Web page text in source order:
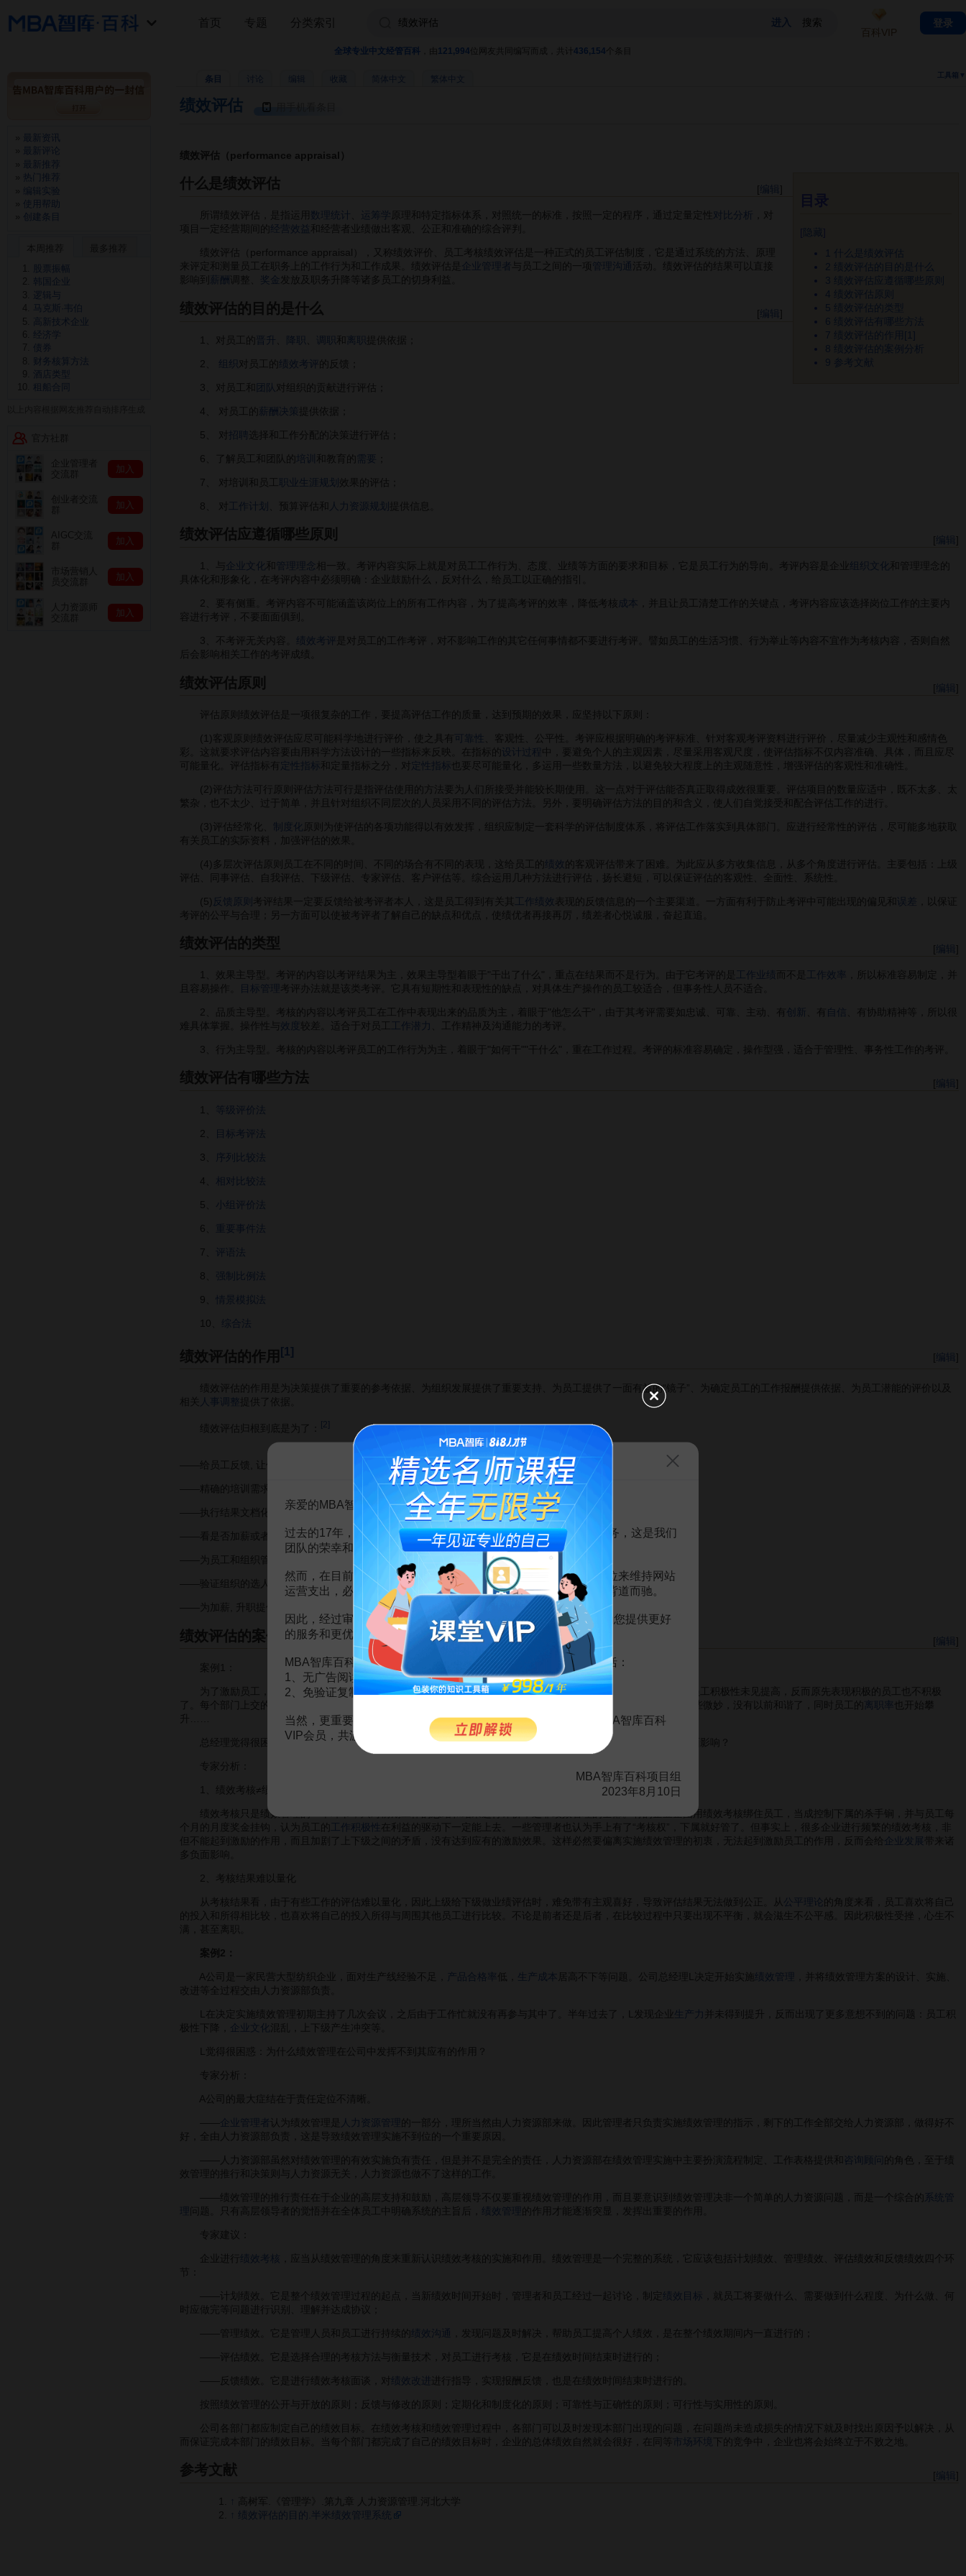
全球专业中文经管百科 121,994 位网友共同编写而成，共计 436,154 个条目
条目 收藏 工具箱▼
绩效评估
绩效评估（performance appraisal）
1 什么是绩效评估
2 绩效评估的目的是什么
3 绩效评估应遵循哪些原则
4 绩效评估原则
5 绩效评估的类型
6 绩效评估有哪些方法
7 绩效评估的作用[1]
8 绩效评估的案例分析
9 参考文献
[编辑
什么是绩效评估
所谓绩效评估，是指运用 数理统计 运筹学 原理和特定指标体系，对照统一的标准，按照一定的程序，通过定量定性 对比分析
，对
项目一定经营期间的 经营效益 和经营者业绩做出客观、公正和准确的综合评判。
绩效评估（performance appraisal），又称绩效评价、员工考核绩效评估是一种正式的员工评估制度，它是通过系统的方法、原理
来评定和测量员工在职务上的工作行为和工作成果。绩效评估是 企业管理者 与员工之间的一项 管理沟通
活动。绩效评估的结果可以直接
影响到 薪酬 调整、 奖金 发放及职务升降等诸多员工的切身利益。
[编辑
绩效评估的目的是什么
1、对员工的 晋升 降职 调职 和 离职 提供依据；
2、 组织 对员工的 绩效考评的反馈；
3、对员工和 团队 对组织的贡献进行评估；
4、 对员工的 薪酬决策 提供依据；
5、 对 招聘 选择和工作分配的决策进行评估；
6、了解员工和团队的 培训 和教育的 需要
7、 对培训和员工 职业生涯规划 效果的评估；
8、 对 工作计划 、预算评估和 人力资源规划 提供信息。
[编辑
绩效评估应遵循哪些原则
1、与 企业文化 和 管理理念 相一致。考评内容实际上就是对员工工作行为、态度、业绩等方面的要求和目标，它是员工行为的导向。考评内容是企业 组织文化
和管理理念的
具体化和形象化，在考评内容中必须明确：企业鼓励什么，反对什么，给员工以正确的指引。
2、要有侧重。考评内容不可能涵盖该岗位上的所有工作内容，为了提高考评的效率，降低考核 成本
，并且让员工清楚工作的关键点，考评内容应该选择岗位工作的主要内
容进行考评，不要面面俱到。
3、不考评无关内容。 绩效考评
是对员工的工作考评，对不影响工作的其它任何事情都不要进行考评。譬如员工的生活习惯、行为举止等内容不宜作为考核内容，否则自然
后会影响相关工作的考评成绩。
[编辑
绩效评估原则
评估原则绩效评估是一项很复杂的工作，要提高评估工作的质量，达到预期的效果，应坚持以下原则：
(1)客观原则绩效评估应尽可能科学地进行评价，使之具有 可靠性
、客观性、公平性。考评应根据明确的考评标准、针对客观考评资料进行评价，尽量减少主观性和感情色
彩。这就要求评估内容要由用科学方法设计的一些指标来反映。在指标的
设计过程
中，要避免个人的主观因素，尽量采用客观尺度，使评估指标不仅内容准确、具体，而且应尽
可能量化。评估指标有 定性指标 和定量指标之分，对 定性指标 也要尽可能量化，多运用一些数量方法，以避免较大程度上的主观随意性，增强评估的客观性和准确性。
(2)评估方法可行原则评估方法可行是指评估使用的方法要为人们所接受并能较长期使用。这一点对于评估能否真正取得成效很重要。评估项目的数量应适中，既不太多、太
繁杂，也不太少、过于简单，并且针对组织不同层次的人员采用不同的评估方法。另外，要明确评估方法的目的和含义，使人们自觉接受和配合评估工作的进行。
(3)评估经常化、 制度化
原则为使评估的各项功能得以有效发挥，组织应制定一套科学的评估制度体系，将评估工作落实到具体部门。应进行经常性的评估，尽可能多地获取
有关员工的实际资料，加强评估的效果。
(4)多层次评估原则员工在不同的时间、不同的场合有不同的表现，这给员工的 绩效 的客观评估带来了困难。为此应从多方收集信息，从多个角度进行评估。主要包括：上级
评估、同事评估、自我评估、下级评估、专家评估、客户评估等。综合运用几种方法进行评估，扬长避短，可以保证评估的客观性、全面性、系统性。
(5) 反馈原则 考评结果一定要反馈给被考评者本人，这是员工得到有关其 工作绩效 表现的反馈信息的一个主要渠道。一方面有利于防止考评中可能出现的偏见和 误差
，以保证
考评的公平与合理；另一方面可以使被考评者了解自己的缺点和优点，使绩优者再接再厉，绩差者心悦诚服，奋起直追。
[编辑
绩效评估的类型
1、效果主导型。考评的内容以考评结果为主，效果主导型着眼于"干出了什么"，重点在结果而不是行为。由于它考评的是 工作业绩 而不是 工作效率
，所以标准容易制定，并
且容易操作。
目标管理 考评办法就是该类考评。它具有短期性和表现性的缺点，对具体生产操作的员工较适合，但事务性人员不适合。
2、品质主导型。考核的内容以考评员工在工作中表现出来的品质为主，着眼于"他怎么干"，由于其考评需要如忠诚、可靠、主动、有 创新 、有 自信
、有协助精神等，所以很
难具体掌握。操作性与
效度 较差。适合于对员工 工作潜力 、工作精神及沟通能力的考评。
3、行为主导型。考核的内容以考评员工的工作行为为主，着眼于"如何干""干什么"，重在工作过程。考评的标准容易确定，操作型强，适合于管理性、事务性工作的考评。
[编辑
绩效评估有哪些方法
等级评价法
2、 目标考评法
3、 序列比较法
4、 相对比较法
5、 小组评价法
6、 重要事件法
7、 评语法
8、 强制比例法
9、 情景模拟法
10、 综合法
[编辑
绩效评估的作用 [1]
绩效评估的作用是为决策提供了重要的参考依据、为组织发展提供了重要支持、为员工提供了一面有益的“镜子”、为确定员工的工作报酬提供依据、为员工潜能的评价以及
相关
人事调整 提供了依据。
绩效评估归根到底是为了： [2]
——给员工反馈, 让他们知道自己的工作做得怎么样
——精确的培训需求
——执行结果文档化
——看是否加薪或者发奖金
——为员工和组织管理层提供沟通的机会
——验证组织的选人方式, 是否可以适应各种工作需求
——为加薪, 升职提供决策基础
[编辑
绩效评估的案例分析
案例1：
为了激励员工，公司决定实施绩效管理 。总经理决定采用很多企业广泛使用的“月度绩效考核”方法。三个月后，员工积极性未见提高，反而原先表现积极的员工也不积极
了。每个部门上交的考核结果也日趋平均，甚至有的部门给每个员工打了相同的分数。整个公司的
也变得有些微妙，没有以前和谐了，同时员工的 离职率
也开始攀
升……
总经理觉得很困惑：不是说绩效管理好吗？为什么我的“月度绩效考核”得不到一个好的效果，反而产生那么多负面影响？
专家分析：
1、绩效考核≠绩效管理
绩效考核只是绩效管理的一个环节，只对前期工作的总结和结果进行评价，远非绩效管理的全部。有的企业企图用绩效考核绑住员工，当成控制下属的杀手锏，并与员工每
个月的月度奖金挂钩，认为员工的
工作积极性
在利益的驱动下一定能上去。一些管理者也认为手上有了“考核权”，下属就好管了。但事实上，很多企业进行频繁的绩效考核，非
但不能起到激励的作用，而且加剧了上下级之间的矛盾，没有达到应有的激励效果。这样必然要偏离实施绩效管理的初衷，无法起到激励员工的作用，反而会给
企业发展
带来诸
多负面影响。
2、考核结果难以量化
从考核结果看，由于有些工作的评估难以量化，因此上级给下级做业绩评估时，难免带有主观喜好，导致评估结果无法做到公正。从 公平理论的角度来看，员工喜欢将自己
的投入和所得相比较，也喜欢将自己的投入所得与周围其他员工进行比较。不论是前者还是后者，在比较过程中只要出现不平衡，就会滋生不公平感。因此积极性受挫，心生不
满，甚至离职。
案例2：
A公司是一家民营大型纺织企业，面对生产线经验不足， 产品合格率 低， 生产成本 居高不下等问题。公司总经理L决定开始实施 绩效管理
，并将绩效管理方案的设计、实施、
改进等全过程交由人力资源部负责。
L在决定实施绩效管理初期主持了几次会议，之后由于工作忙就没有再参与其中了。半年过去了，L发现企业 生产力
并未得到提升，反而出现了更多意想不到的问题：员工积
极性下降，
企业文化 混乱，上下级产生冲突等。
L觉得很困惑：为什么绩效管理在公司中发挥不到其应有的作用？
专家分析：
A公司的最大症结在于责任定位不清晰。
企业管理者 认为绩效管理是 人力资源管理 的一部分，理所当然由人力资源部来做。因此管理者只负责实施绩效管理的指示，剩下的工作全部交给人力资源部，做得好不
好，全由人力资源部负责，这是导致绩效管理实施不到位的一个重要原因。
——人力资源部虽然对绩效管理的有效实施负有责任，但是并不是完全的责任，人力资源部在绩效管理实施中主要扮演流程制定、工作表格提供和 咨询顾问 的角色，至于绩
效管理的推行和决策则与人力资源无关，人力资源也做不了这样的工作。
——绩效管理的推行责任在于企业的高层支持和鼓励，高层领导不仅要重视绩效管理的作用，而且要意识到绩效管理决非一个简单的人力资源问题，而是一个综合的 系统管
问题。只有高层领导者的觉悟并在全体员工中明确系统的主旨后， 绩效管理 的作用才能逐渐突显，发挥出重要的作用。
专家建议：
企业进行 绩效考核
，应当从绩效管理的角度来重新认识绩效考核的实施和作用。绩效管理是一个完整的系统，它应该包括计划绩效、管理绩效、评估绩效和反馈绩效四个环
——计划绩效。它是整个绩效管理过程的起点，当新绩效时间开始时，管理者和员工经过一起讨论，制定 绩效目标 ，就员工将要做什么、需要做到什么程度、为什么做、何
时应做完等问题进行识别、理解并达成协议；
——管理绩效。它是管理人员和员工进行持续的 绩效沟通 ，发现问题及时解决，帮助员工提高个人绩效，是在整个绩效期间内一直进行的；
——评估绩效。它是选择合理的考核方法与衡量技术，对员工进行考核，它是在绩效时间结束时进行的；
——反馈绩效。它是进行绩效考核面谈，对 绩效改进 进行指导，实现报酬反馈，也是在绩效时间结束时进行的。
按照绩效管理的公开与开放的原则；反馈与修改的原则；定期化和制度化的原则；可靠性与正确性的原则；可行性与实用性的原则。
公司各部门都应制定自己的绩效目标。在绩效考核和绩效管理过程中，各部门可以及时发现本部门出现的问题，在问题尚未造成损失的情况下就及时找出原因予以解决，从
而保证完成本部门的绩效目标。当每个部门都完成了自己的绩效目标时，企业的总体绩效自然就会很好，在同等
市场环境 下的竞争中，企业也将会始终立于不败之地。
[编辑
参考文献
高树军.《管理学》.第九章 人力资源管理.河北大学
绩效评估的目的.半米绩效管理系统
首页 专题 分类索引
百科VIP
登录
最新资讯
最新评论
最新推荐
热门推荐
编辑实验
使用帮助
创建条目
股票振幅
韩国企业
逻辑与
马克斯·韦伯
高新技术企业
经济学
债券
财务核算方法
酒店类型
租船合同
加入
加入
加入
加入
加入
告MBA智库百科用户的一封信
亲爱的MBA智库百科用户：
过去的17年，百科频道一直以免费公益的形式为大家提供知识服务，这是我们
团队的荣幸和骄傲。
然而，在目前越来越严峻的经营挑战下，单纯依靠不断增加广告位来维持网站
运营支出，必然会越来越影响您的使用体验，这也与我们的初衷背道而驰。
因此，经过审慎地考虑，我们决定推出VIP会员收费制度，以便为您提供更好
的服务和更优质的内容。
MBA智库百科VIP会员（9.9元 / 年， 点击开通 ），您的权益将包括：
1、无广告阅读；
2、免验证复制。
当然，更重要的是长期以来您对百科频道的支持。诚邀您加入MBA智库百科
VIP会员，共渡难关，共同见证彼此的成长和进步！
MBA智库百科项目组
2023年8月10日